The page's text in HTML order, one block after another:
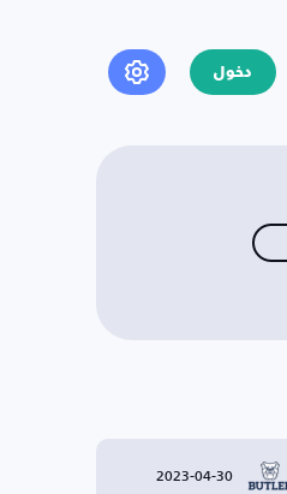
دخول
2023-04-30